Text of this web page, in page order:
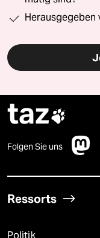
Herausgegeben
taz
Folgen Sie uns
Ressorts
Politik